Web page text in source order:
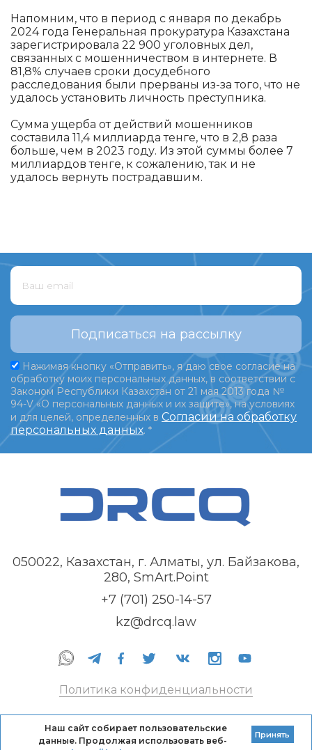
Напомним, что в период с января по декабрь
2024 года Генеральная прокуратура Казахстана
зарегистрировала 22 900 уголовных дел,
связанных с мошенничеством в интернете. В
81,8% случаев сроки досудебного
расследования были прерваны из-за того, что не
удалось установить личность преступника.
Сумма ущерба от действий мошенников
составила 11,4 миллиарда тенге, что в 2,8 раза
больше, чем в 2023 году. Из этой суммы более 7
миллиардов тенге, к сожалению, так и не
удалось вернуть пострадавшим.
Подписаться на рассылку
Нажимая кнопку «Отправить», я даю свое согласие на
обработку моих персональных данных, в соответствии с
Законом Республики Казахстан от 21 мая 2013 года №
94-V «О персональных данных и их защите», на условиях
и для целей, определенных в Согласии на обработку
персональных данных. *
050022, Казахстан, г. Алматы, ул. Байзакова,
280, SmArt.Point
+7 (701) 250-14-57
kz@drcq.law
Политика конфиденциальности
Правила оказания услуг
Наш сайт собирает пользовательские
данные. Продолжая использовать веб-
Принять